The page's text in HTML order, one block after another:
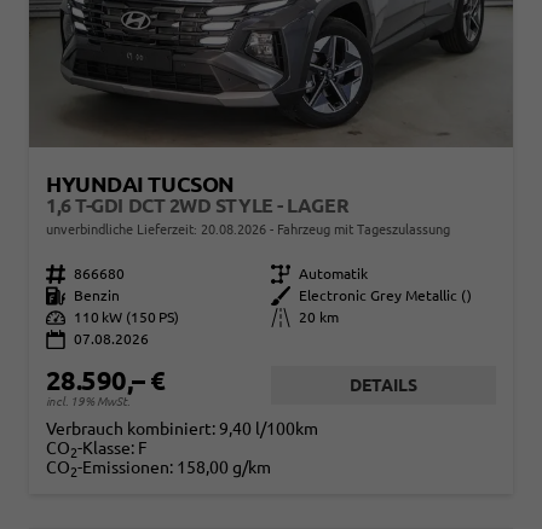
HYUNDAI TUCSON
1,6 T-GDI DCT 2WD STYLE - LAGER
unverbindliche Lieferzeit: 20.08.2026 Fahrzeug mit Tageszulassung
Fahrzeugnr. 866680 Getriebe Automatik
Kraftstoff
Benzin Außenfarbe
Electronic Grey Metallic ()
Leistung
110 kW (150 PS) Kilometerstand
20 km
07.08.2026
28.590,– €
incl. 19% MwSt.
DETAILS
Verbrauch kombiniert: 9,40 l/100km
CO2-Klasse: F
CO2-Emissionen: 158,00 g/km